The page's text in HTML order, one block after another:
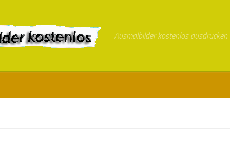
Ausmalbilder kostenlos